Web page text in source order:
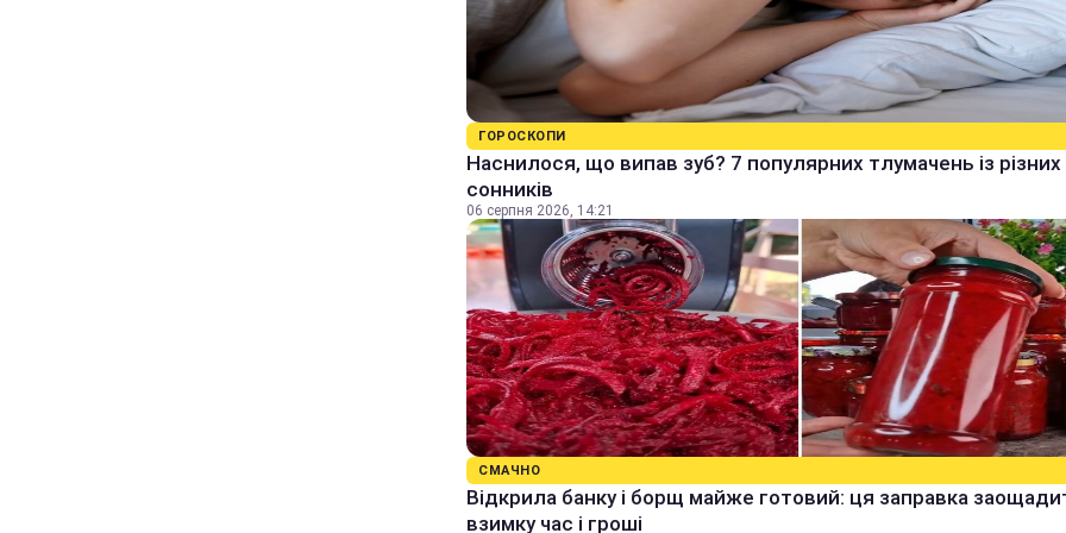
ГОРОСКОПИ
Наснилося, що випав зуб? 7 популярних тлумачень із різних
сонників
06 серпня 2026, 14:21
СМАЧНО
Відкрила банку і борщ майже готовий: ця заправка
взимку час і гроші